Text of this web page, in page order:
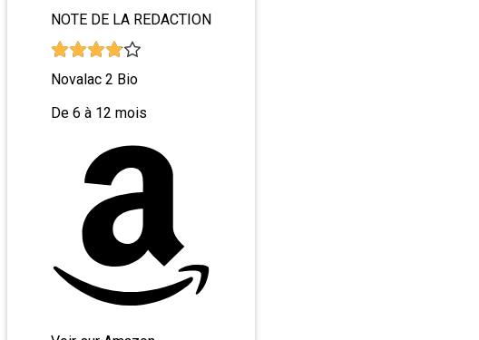
NOTE DE LA REDACTION
Novalac 2 Bio
De 6 à 12 mois